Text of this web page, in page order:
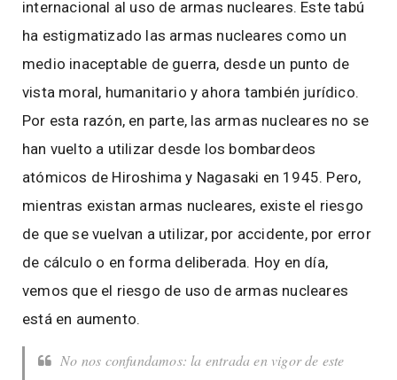
internacional al uso de armas nucleares. Este tabú
ha estigmatizado las armas nucleares como un
medio inaceptable de guerra, desde un punto de
vista moral, humanitario y ahora también jurídico.
Por esta razón, en parte, las armas nucleares no se
han vuelto a utilizar desde los bombardeos
atómicos de Hiroshima y Nagasaki en 1945. Pero,
mientras existan armas nucleares, existe el riesgo
de que se vuelvan a utilizar, por accidente, por error
de cálculo o en forma deliberada. Hoy en día,
vemos que el riesgo de uso de armas nucleares
está en aumento.
No nos confundamos: la entrada en vigor de este